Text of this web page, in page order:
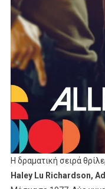
H δραματική σειρά
Haley Lu Richardson,